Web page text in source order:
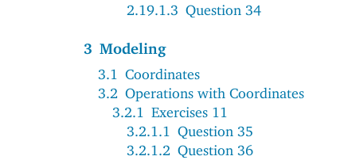
2.19.1.3 Question 34
3 Modeling
3.1 Coordinates
3.2 Operations with Coordinates
3.2.1 Exercises 11
3.2.1.1 Question 35
3.2.1.2 Question 36